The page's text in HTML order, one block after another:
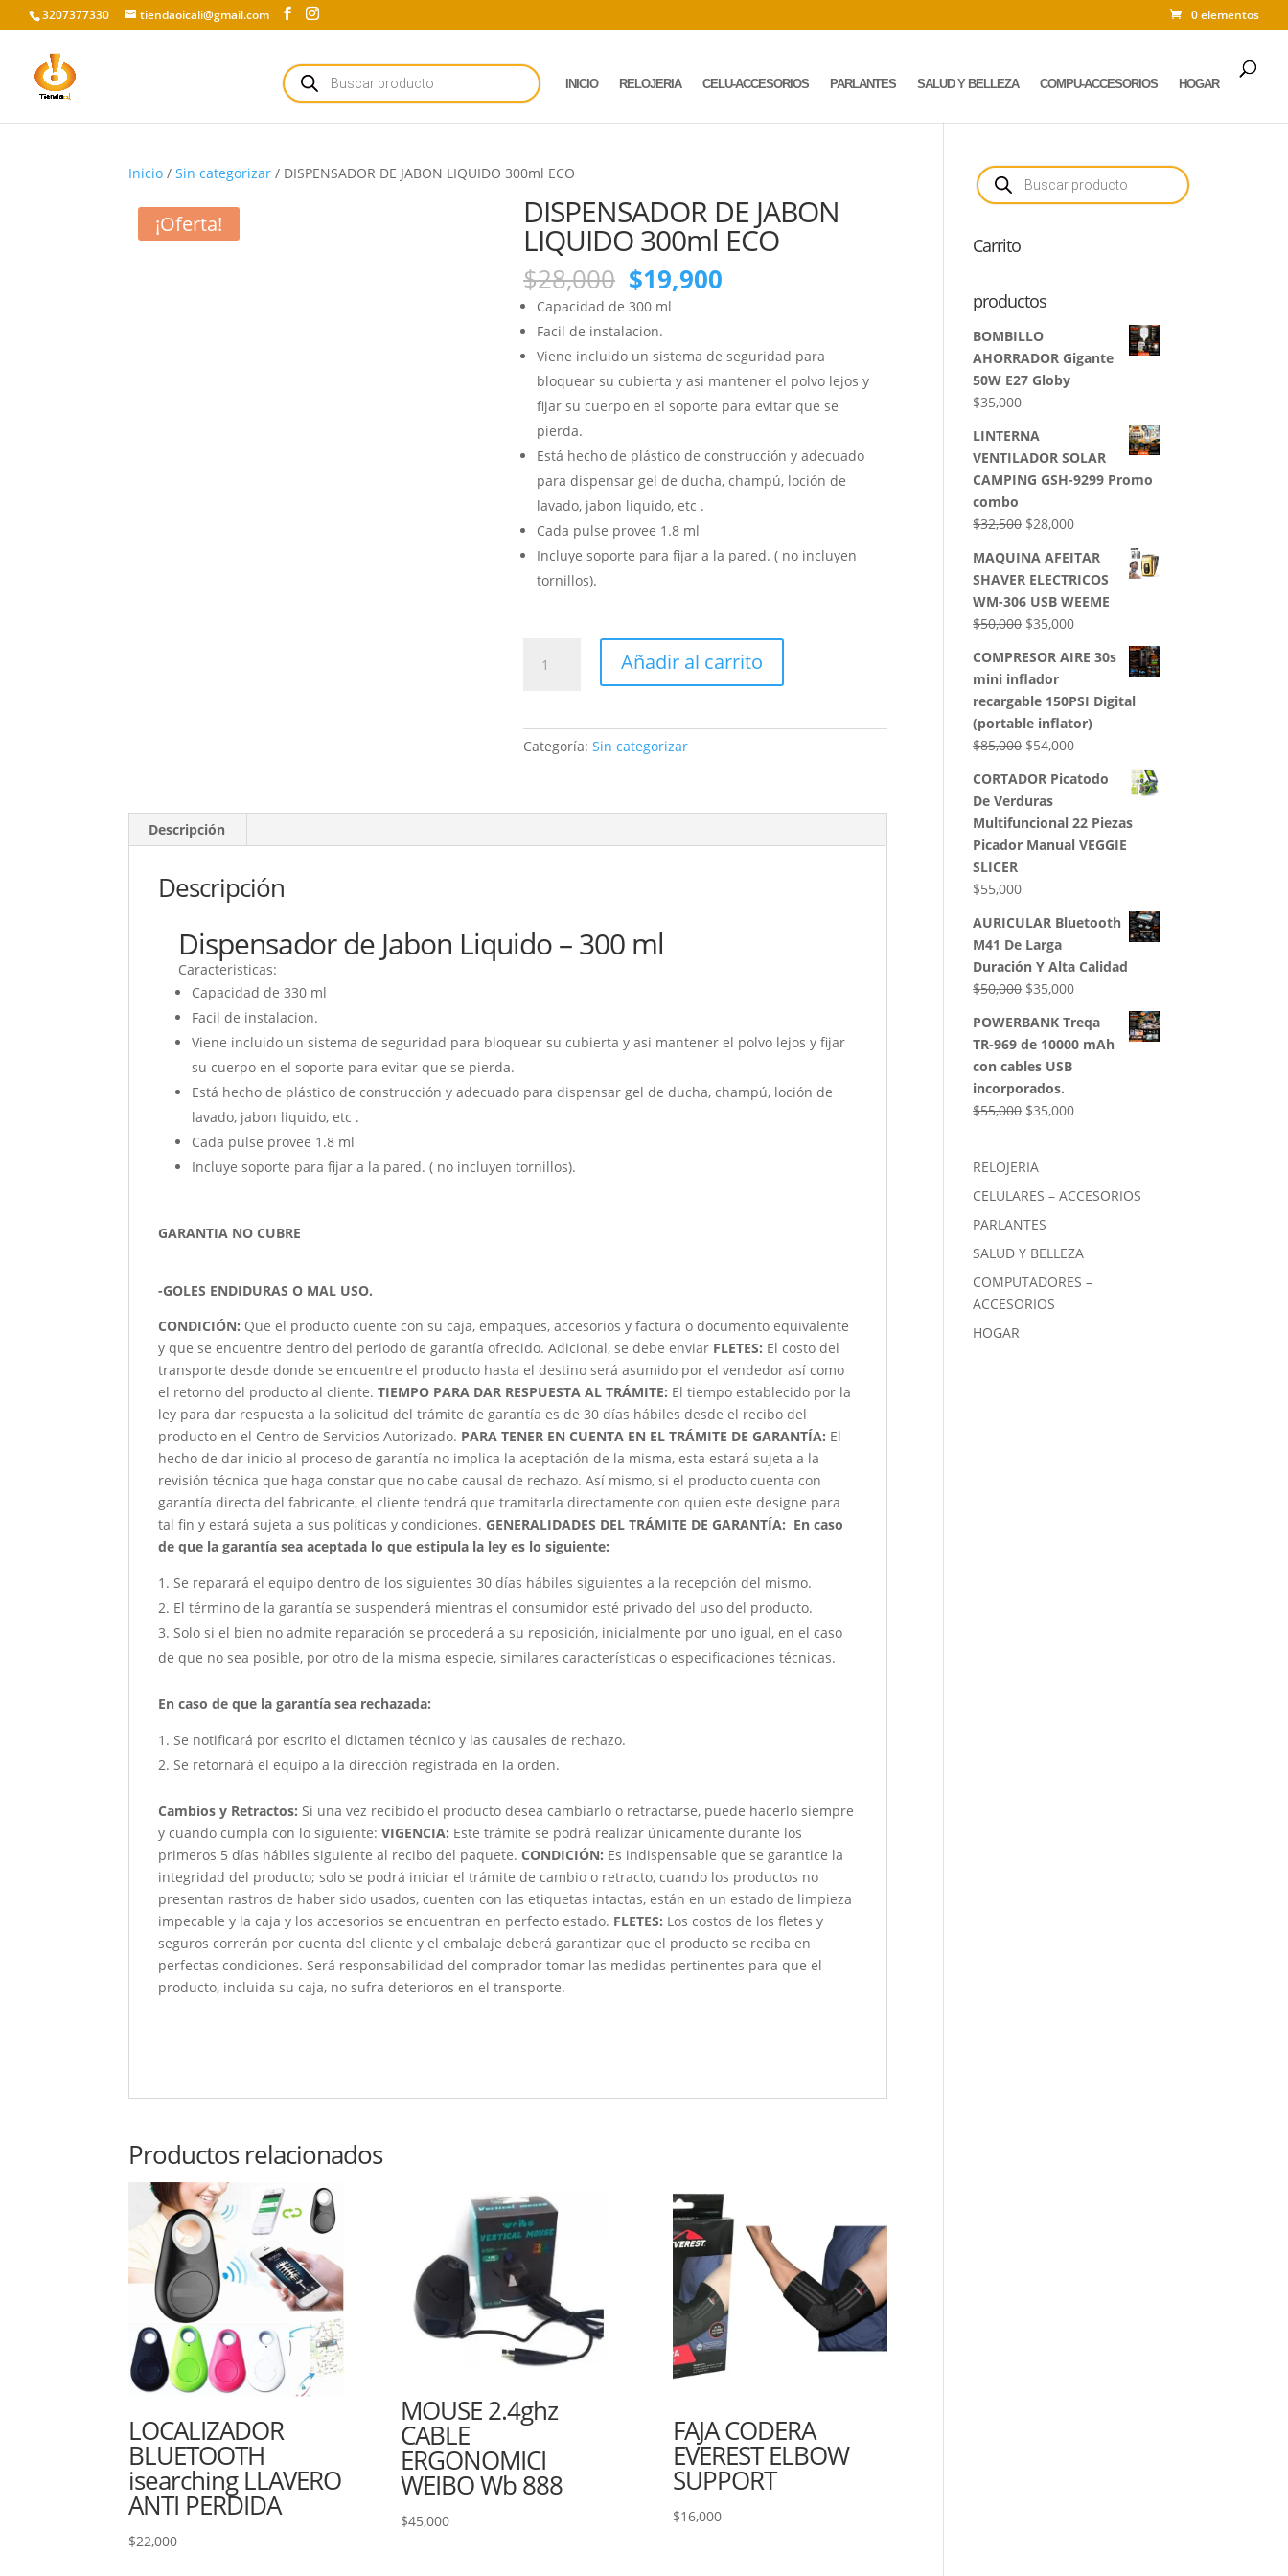
3207377330 tiendaoicali@gmail.com 0 elementos
Búsqueda
de
productos
INICIO RELOJERIA CELU-ACCESORIOS PARLANTES SALUD Y BELLEZA COMPU-ACCESORIOS HOGAR
Inicio /Sin categorizar / DISPENSADOR DE JABON LIQUIDO 300ml ECO
¡Oferta! DISPENSADOR DE JABON
LIQUIDO 300ml ECO
$28,000 El
precio
original
era:
$28,000.
$19,900
$19,900.
Capacidad de 300 ml
Facil de instalacion.
Viene incluido un sistema de seguridad para
bloquear su cubierta y asi mantener el polvo lejos y
fijar su cuerpo en el soporte para evitar que se
pierda.
Está hecho de plástico de construcción y adecuado
para dispensar gel de ducha, champú, loción de
lavado, jabon liquido, etc .
Cada pulse provee 1.8 ml
Incluye soporte para fijar a la pared. ( no incluyen
tornillos).
Añadir al carrito
Categoría:Sin categorizar
Descripción
Descripción
Dispensador de Jabon Liquido – 300 ml
Caracteristicas:
Capacidad de 330 ml
Facil de instalacion.
Viene incluido un sistema de seguridad para bloquear su cubierta y asi mantener el polvo lejos y fijar
su cuerpo en el soporte para evitar que se pierda.
Está hecho de plástico de construcción y adecuado para dispensar gel de ducha, champú, loción de
lavado, jabon liquido, etc .
Cada pulse provee 1.8 ml
Incluye soporte para fijar a la pared. ( no incluyen tornillos).
GARANTIA NO CUBRE
-GOLES ENDIDURAS O MAL USO.
CONDICIÓN: Que el producto cuente con su caja, empaques, accesorios y factura o documento equivalente
y que se encuentre dentro del periodo de garantía ofrecido. Adicional, se debe enviar FLETES: El costo del
transporte desde donde se encuentre el producto hasta el destino será asumido por el vendedor así como
el retorno del producto al cliente.TIEMPO PARA DAR RESPUESTA AL TRÁMITE: El tiempo establecido por la
ley para dar respuesta a la solicitud del trámite de garantía es de 30 días hábiles desde el recibo del
producto en el Centro de Servicios Autorizado. PARA TENER EN CUENTA EN EL TRÁMITE DE GARANTÍA: El
hecho de dar inicio al proceso de garantía no implica la aceptación de la misma, esta estará sujeta a la
revisión técnica que haga constar que no cabe causal de rechazo. Así mismo, si el producto cuenta con
garantía directa del fabricante, el cliente tendrá que tramitarla directamente con quien este designe para
tal fin y estará sujeta a sus políticas y condiciones.GENERALIDADES DEL TRÁMITE DE GARANTÍA: En caso
de que la garantía sea aceptada lo que estipula la ley es lo siguiente:
Se reparará el equipo dentro de los siguientes 30 días hábiles siguientes a la recepción del mismo.
El término de la garantía se suspenderá mientras el consumidor esté privado del uso del producto.
Solo si el bien no admite reparación se procederá a su reposición, inicialmente por uno igual, en el caso
de que no sea posible, por otro de la misma especie, similares características o especificaciones técnicas.
En caso de que la garantía sea rechazada:
Se notificará por escrito el dictamen técnico y las causales de rechazo.
Se retornará el equipo a la dirección registrada en la orden.
Cambios y Retractos: Si una vez recibido el producto desea cambiarlo o retractarse, puede hacerlo siempre
y cuando cumpla con lo siguiente:VIGENCIA: Este trámite se podrá realizar únicamente durante los
primeros 5 días hábiles siguiente al recibo del paquete.CONDICIÓN: Es indispensable que se garantice la
integridad del producto; solo se podrá iniciar el trámite de cambio o retracto, cuando los productos no
presentan rastros de haber sido usados, cuenten con las etiquetas intactas, están en un estado de limpieza
impecable y la caja y los accesorios se encuentran en perfecto estado. FLETES: Los costos de los fletes y
seguros correrán por cuenta del cliente y el embalaje deberá garantizar que el producto se reciba en
perfectas condiciones. Será responsabilidad del comprador tomar las medidas pertinentes para que el
producto, incluida su caja, no sufra deterioros en el transporte.
Productos relacionados
LOCALIZADOR
BLUETOOTH
isearching LLAVERO
ANTI PERDIDA
$22,000
MOUSE 2.4ghz
CABLE
ERGONOMICI
WEIBO Wb 888
$45,000
FAJA CODERA
EVEREST ELBOW
SUPPORT
$16,000
Búsqueda
de
productos
Carrito
productos
BOMBILLO
AHORRADOR Gigante
50W E27 Globy
$35,000
LINTERNA
VENTILADOR SOLAR
CAMPING GSH-9299 Promo
combo
$32,500 El
original
era:
$32,500.
$28,000El
actual
es:
$28,000.
MAQUINA AFEITAR
SHAVER ELECTRICOS
WM-306 USB WEEME
$50,000 El
original
era:
$50,000.
$35,000El
actual
$35,000.
COMPRESOR AIRE 30s
mini inflador
recargable 150PSI Digital
(portable inflator)
$85,000 El
original
era:
$85,000.
$54,000El
actual
$54,000.
CORTADOR Picatodo
De Verduras
Multifuncional 22 Piezas
Picador Manual VEGGIE
SLICER
$55,000
AURICULAR Bluetooth
M41 De Larga
Duración Y Alta Calidad
$50,000 El
original
era:
$50,000.
$35,000El
actual
es:
POWERBANK Treqa
TR-969 de 10000 mAh
con cables USB
incorporados.
$55,000 El
era:
$55,000.
$35,000El
$35,000.
RELOJERIA
CELULARES – ACCESORIOS
PARLANTES
SALUD Y BELLEZA
COMPUTADORES –
ACCESORIOS
HOGAR